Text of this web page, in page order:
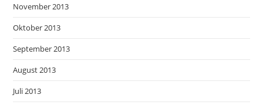
November 2013
Oktober 2013
September 2013
August 2013
Juli 2013